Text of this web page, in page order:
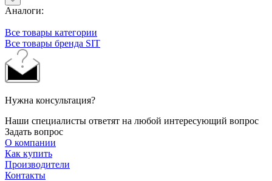
Аналоги:
Все товары категории
Все товары бренда SIT
Нужна консультация?
Наши специалисты ответят на любой интересующий вопрос
Задать вопрос
О компании
Как купить
Производители
Контакты